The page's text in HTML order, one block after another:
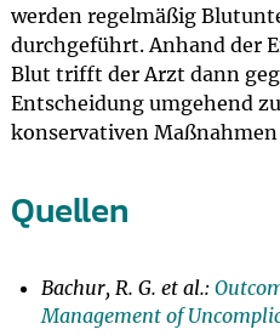
werden regelmäßig
durchgeführt. Anhand der
Blut trifft der Arzt dann
Entscheidung umgehend
konservativen
Quellen
Bachur, R. G. et al.:
Management of